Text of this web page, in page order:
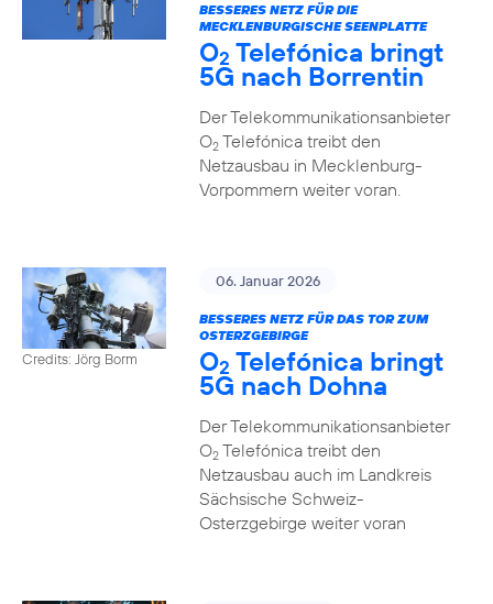
BESSERES NETZ FÜR DIE
MECKLENBURGISCHE SEENPLATTE
O2 Telefónica bringt
5G nach Borrentin
Der Telekommunikationsanbieter
O2Telefónica treibt den
Netzausbau in Mecklenburg-
Vorpommern weiter voran.
Credits: Jörg Borm
06. Januar 2026
BESSERES NETZ FÜR DAS TOR ZUM
OSTERZGEBIRGE
O2 Telefónica bringt
5G nach Dohna
Der Telekommunikationsanbieter
O2Telefónica treibt den
Netzausbau auch im Landkreis
Sächsische Schweiz-
Osterzgebirge weiter voran